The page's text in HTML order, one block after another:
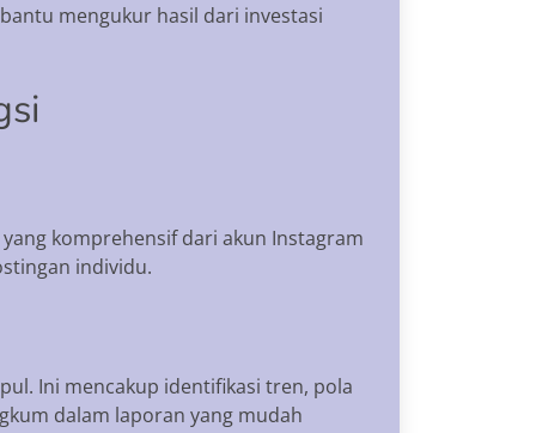
mengukur hasil dari investasi
komprehensif dari akun Instagram
individu.
Ini mencakup identifikasi tren, pola
dalam laporan yang mudah